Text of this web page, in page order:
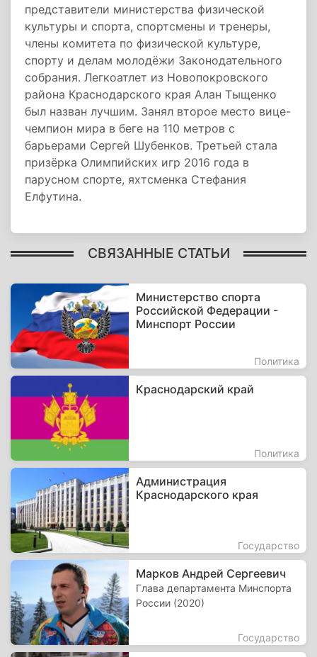
представители министерства физической
культуры и спорта, спортсмены и тренеры,
члены комитета по физической культуре,
спорту и делам молодёжи Законодательного
собрания. Легкоатлет из Новопокровского
района Краснодарского края Алан Тыщенко
был назван лучшим. Занял второе место вице-
чемпион мира в беге на 110 метров с
барьерами Сергей Шубенков. Третьей стала
призёрка Олимпийских игр 2016 года в
парусном спорте, яхтсменка Стефания
Елфутина.
СВЯЗАННЫЕ СТАТЬИ
Министерство спорта
Российской Федерации -
Минспорт России
Политика
Краснодарский край
Политика
Администрация
Краснодарского края
Государство
Марков Андрей Сергеевич
Глава департамента Минспорта
России (2020)
Государство